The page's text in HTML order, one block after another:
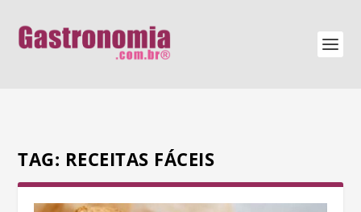
TAG: RECEITAS FÁCEIS